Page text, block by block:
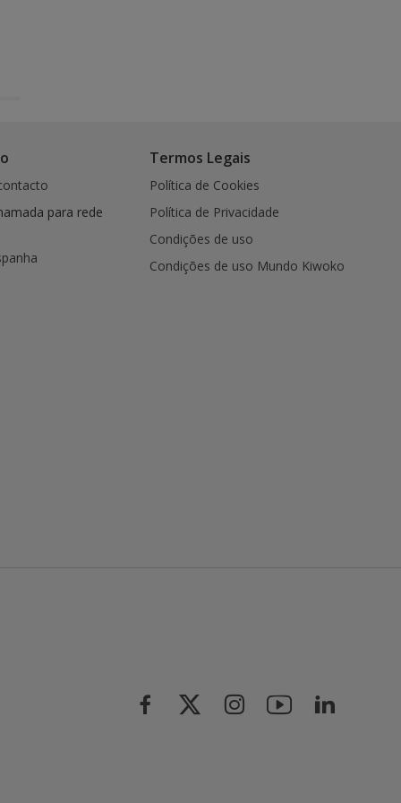
para rede
Termos Legais
Política de Cookies
Política de Privacidade
Condições de uso
Condições de uso Mundo Kiwoko